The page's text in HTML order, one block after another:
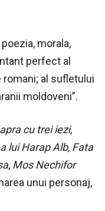
morala,
perfect al
al sufletului
moldoveni”.
cu trei iezi,
lui Harap Alb, Fata
, Mos Nechifor
unui personaj,